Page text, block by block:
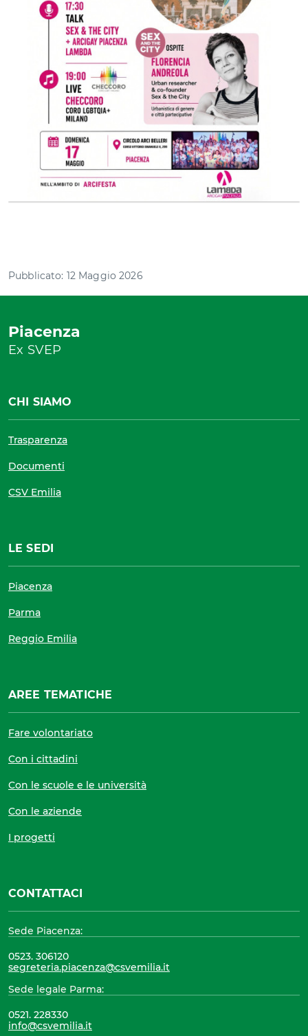
Pubblicato: 12 Maggio 2026
Piacenza
Ex SVEP
CHI SIAMO
Trasparenza
Documenti
CSV Emilia
LE SEDI
Piacenza
Parma
Reggio Emilia
AREE TEMATICHE
Fare volontariato
Con i cittadini
Con le scuole e le università
Con le aziende
I progetti
CONTATTACI
Sede Piacenza:
0523. 306120
segreteria.piacenza@csvemilia.it
Sede legale Parma:
0521. 228330
info@csvemilia.it